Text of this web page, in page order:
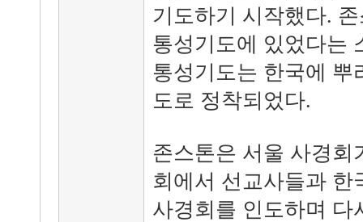
기도하기 시작했다.
통성기도에 있었다는
통성기도는 한국에 뿌
도로 정착되었다.
존스톤은 서울 사경회
회에서 선교사들과 한
사경회를 인도하며 다